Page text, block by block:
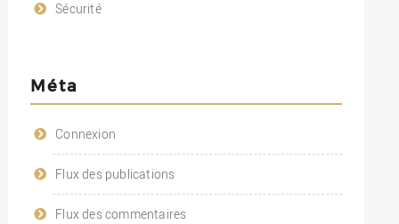
Sécurité
Méta
Connexion
Flux des publications
Flux des commentaires